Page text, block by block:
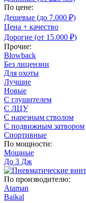
По цене:
Дешевые (до 7.000 ₽)
Цена + качество
Дорогие (от 15.000 ₽)
Прочие:
Blowback
Без лицензии
Для охоты
Лучшие
Новые
С глушителем
С ЛЦУ
С нарезным стволом
С подвижным затвором
Спортивные
По мощности:
Мощные
До 3 Дж
По производителю:
Ataman
Baikal